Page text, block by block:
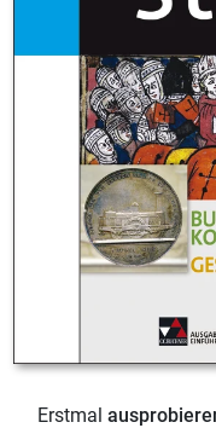
Erstmal